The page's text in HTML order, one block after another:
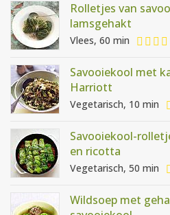
Rolletjes van
lamsgehakt
Vlees, 60 min
Savooiekool met
Harriott
Vegetarisch, 10 min
Savooiekool-
en ricotta
Vegetarisch, 50 min
Wildsoep met